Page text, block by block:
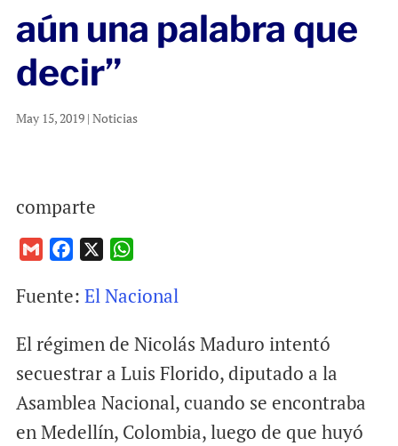
aún una palabra que
decir”
May 15, 2019| Noticias
comparte
a
l
c
b
o
k
a
s
p
Fuente: El Nacional
El régimen de Nicolás Maduro intentó
secuestrar a Luis Florido, diputado a la
Asamblea Nacional, cuando se encontraba
en Medellín, Colombia, luego de que huyó